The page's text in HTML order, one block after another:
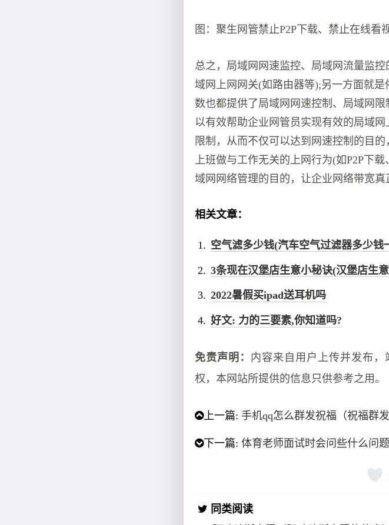
图：聚生网管禁止P2P下载、禁止在线看
总之，局域网网速监控、局域网流量监
域网上网网关(如路由器等);另一方面就
数也都提供了局域网网速控制、局域网
以有效帮助企业网管员实现有效的局域
限制，从而不仅可以达到网速控制的目
上班做与工作无关的上网行为(如P2P下
域网网络管理的目的，让企业网络带宽真
相关文章：
空气滤多少钱(汽车空气过滤器多少钱
3条现在汉堡店生意小秘诀(汉堡店生
2022暑假买ipad送耳机吗
好文: 力的三要素,你知道吗?
免责声明： 内容来自用户上传并发布
权，本网站所提供的信息只供参考之用。
上一篇: 手机qq怎么群发祝福（祝福群发
下一篇:体育老师面试时会问些什么问
同类阅读